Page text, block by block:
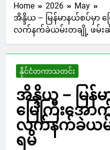
Home 2026
May
အိန္ဒိယ – မြန်မာနယ်စပ်မှာ
လက်နက်ခဲယမ်းတချို့ ဖမ်း
နိုင်ငံတကာသတင်း
အိန္ဒိယ – မြန်
မြေကြီးအေ
လက်နက်ခဲယမ်
ရမိ